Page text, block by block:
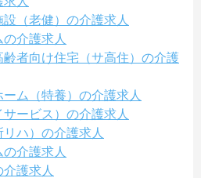
（老健）の介護求人
介護求人
者向け住宅（サ高住）の介護
ム（特養）の介護求人
ービス）の介護求人
ハ）の介護求人
介護求人
護求人